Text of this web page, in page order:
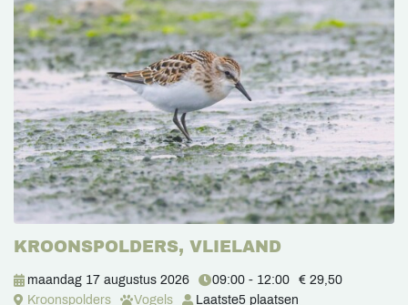
KROONSPOLDERS, VLIELAND
maandag 17 augustus 2026 09:00 - 12:00
€ 29,50
Kroonspolders
Vogels Laatste5 plaatsen